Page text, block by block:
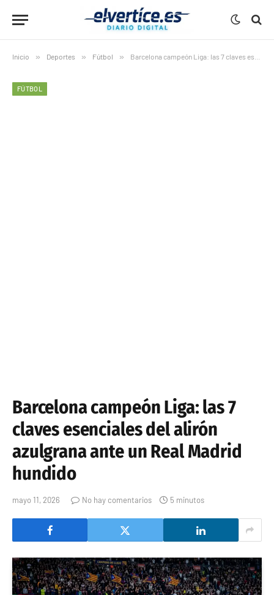
Inicio » Deportes » Fútbol » Barcelona campeón Liga: las 7 claves esenciales del alirón azulgrana ante un Real Madrid hundido
FÚTBOL
Barcelona campeón Liga: las 7
claves esenciales del alirón
azulgrana ante un Real Madrid
hundido
mayo 11, 2026 No hay comentarios 5 minutos